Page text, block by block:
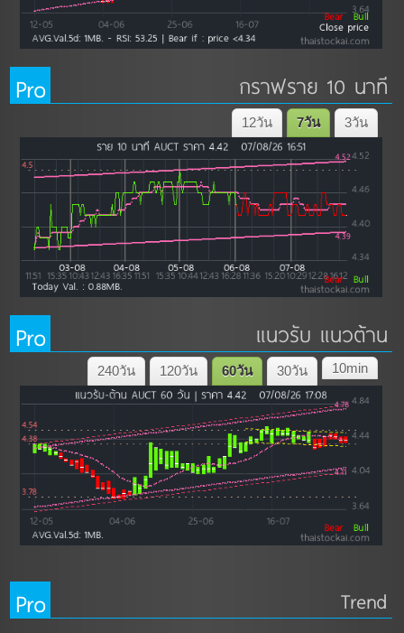
Pro กราฟราย 10 นาที
3วัน
7วัน
12วัน
Pro แนวรับ แนวต้าน
10min
30วัน
60วัน
120วัน
240วัน
Pro Trend